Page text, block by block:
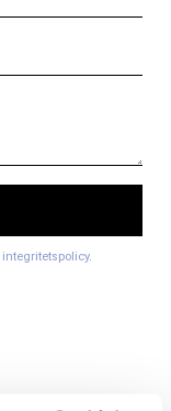
integritetspolicy.